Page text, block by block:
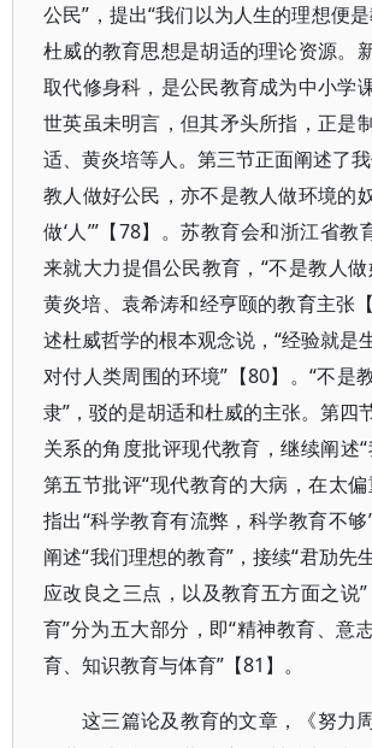
公民”，提出“我们以为人生的理想便是
杜威的教育思想是胡适的理论资源。
取代修身科，是公民教育成为中小学
世英虽未明言，但其矛头所指，正是
适、黄炎培等人。第三节正面阐述了
教人做好公民，亦不是教人做环境的
做‘人’”【78】。苏教育会和浙江省教
来就大力提倡公民教育，“不是教人
黄炎培、袁希涛和经亨颐的教育主张
述杜威哲学的根本观念说，“经验就是
对付人类周围的环境”【80】。“不是
隶”，驳的是胡适和杜威的主张。第四
关系的角度批评现代教育，继续阐述“
第五节批评“现代教育的大病，在太
指出“科学教育有流弊，科学教育不
阐述“我们理想的教育”，接续“君劢先
应改良之三点，以及教育五方面之说
育”分为五大部分，即“精神教育、意
育、知识教育与体育”【81】。
这三篇论及教育的文章，《努力